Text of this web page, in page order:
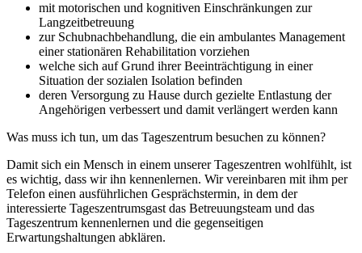
mit motorischen und kognitiven Einschränkungen zur
Langzeitbetreuung
zur Schubnachbehandlung, die ein ambulantes Management
einer stationären Rehabilitation vorziehen
welche sich auf Grund ihrer Beeinträchtigung in einer
Situation der sozialen Isolation befinden
deren Versorgung zu Hause durch gezielte Entlastung der
Angehörigen verbessert und damit verlängert werden kann
Was muss ich tun, um das Tageszentrum besuchen zu können?
Damit sich ein Mensch in einem unserer Tageszentren wohlfühlt, ist
es wichtig, dass wir ihn kennenlernen. Wir vereinbaren mit ihm per
Telefon einen ausführlichen Gesprächstermin, in dem der
interessierte Tageszentrumsgast das Betreuungsteam und das
Tageszentrum kennenlernen und die gegenseitigen
Erwartungshaltungen abklären.